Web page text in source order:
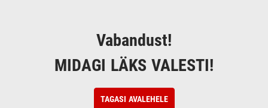
Vabandust!
MIDAGI LÄKS VALESTI!
TAGASI AVALEHELE